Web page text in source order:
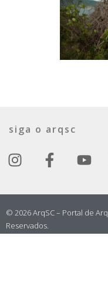
siga o arqsc
© 2026 ArqSC – Portal de
Reservados.